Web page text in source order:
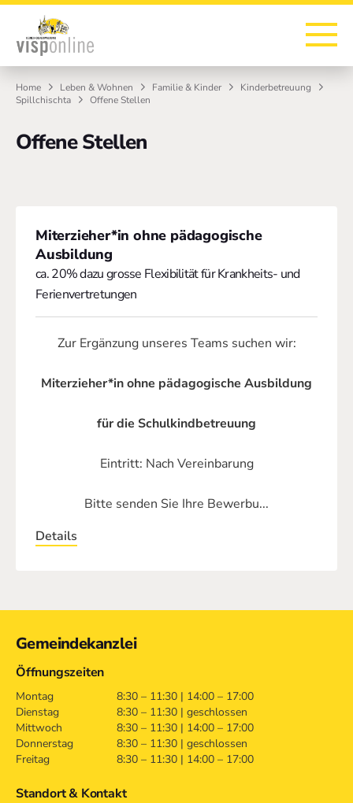
Zur Startseite
Zur Hauptnavigation
Zur Suche
Zum Hauptinhalt
Zum Fussbereich
Home Leben & Wohnen Familie & Kinder
Kinderbetreuung
Spillchischta
Offene Stellen
Offene Stellen
Miterzieher*in ohne pädagogische
Ausbildung
ca. 20% dazu grosse Flexibilität für Krankheits- und
Ferienvertretungen
Zur Ergänzung unseres Teams suchen wir:
Miterzieher*in ohne pädagogische Ausbildung
für die Schulkindbetreuung
Eintritt: Nach Vereinbarung
Bitte senden Sie Ihre Bewerbu...
Details
Gemeindekanzlei
Öffnungszeiten
Montag
8:30 – 11:30 | 14:00 – 17:00
Dienstag
8:30 – 11:30 | geschlossen
Mittwoch
8:30 – 11:30 | 14:00 – 17:00
Donnerstag
8:30 – 11:30 | geschlossen
Freitag
8:30 – 11:30 | 14:00 – 17:00
Standort & Kontakt